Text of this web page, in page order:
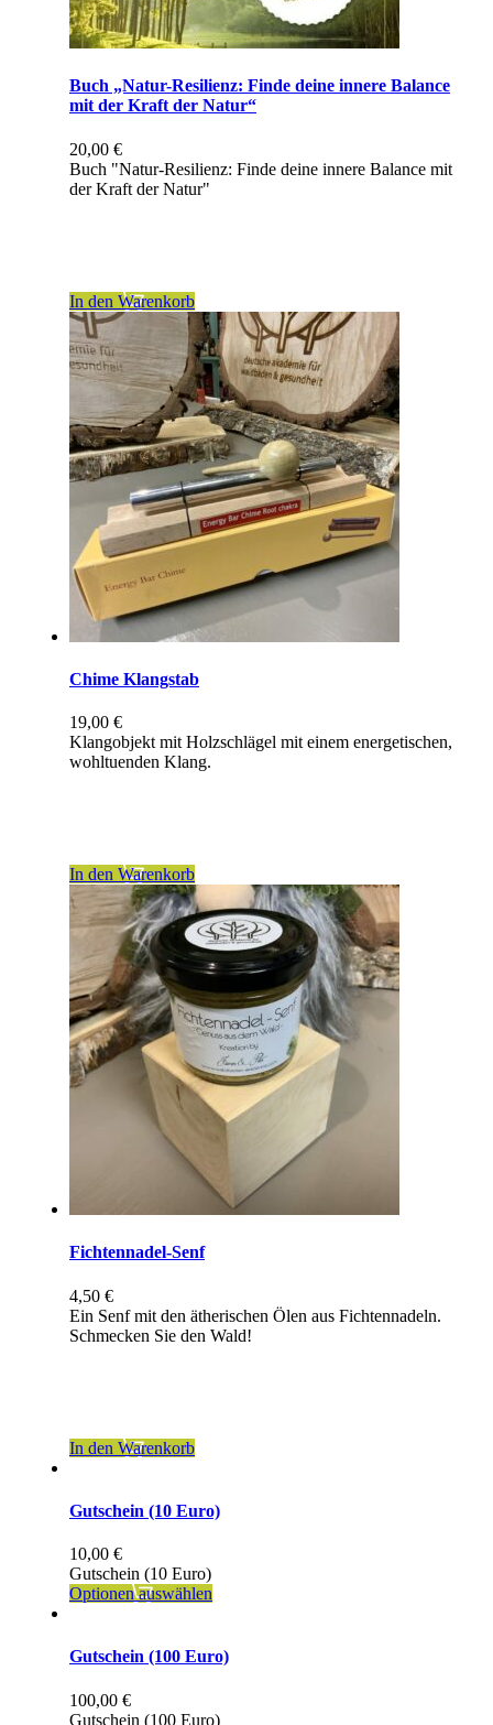
Buch „Natur-Resilienz: Finde deine innere Balance
mit der Kraft der Natur“
20,00 €
Buch "Natur-Resilienz: Finde deine innere Balance mit
der Kraft der Natur"
In den Warenkorb
Chime Klangstab
19,00 €
Klangobjekt mit Holzschlägel mit einem energetischen,
wohltuenden Klang.
In den Warenkorb
Fichtennadel-Senf
4,50 €
Ein Senf mit den ätherischen Ölen aus Fichtennadeln.
Schmecken Sie den Wald!
In den Warenkorb
Gutschein (10 Euro)
10,00 €
Gutschein (10 Euro)
Optionen auswählen
Gutschein (100 Euro)
100,00 €
Gutschein (100 Euro)